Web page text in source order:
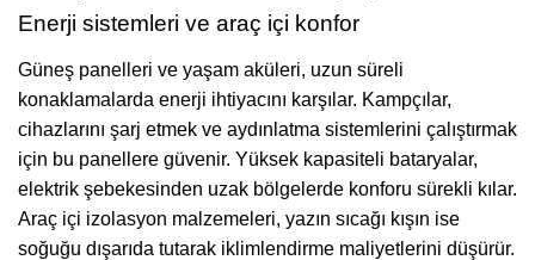
Enerji sistemleri ve araç içi konfor
Güneş panelleri ve yaşam aküleri, uzun süreli
konaklamalarda enerji ihtiyacını karşılar. Kampçılar,
cihazlarını şarj etmek ve aydınlatma sistemlerini çalıştırmak
için bu panellere güvenir. Yüksek kapasiteli bataryalar,
elektrik şebekesinden uzak bölgelerde konforu sürekli kılar.
Araç içi izolasyon malzemeleri, yazın sıcağı kışın ise
soğuğu dışarıda tutarak iklimlendirme maliyetlerini düşürür.